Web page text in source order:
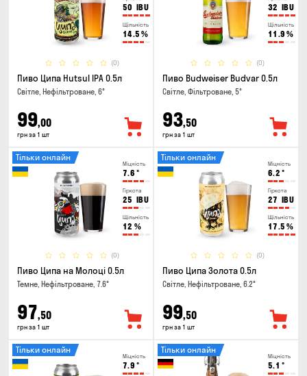
50 IBU
Щільність
14.5 %
(0)
Пиво Ципа Hutsul IPA 0.5л
Світле, Нефільтроване, 6°
99,00
грн за 1 шт
32 IBU
Щільність
11.9 %
(0)
Пиво Budweiser Budvar 0.5л
Світле, Фільтроване, 5°
93,50
грн за 1 шт
Міцність
7.6 °
Гіркота
25 IBU
Щільність
12 %
(0)
Тільки онлайн
Пиво Ципа на Молоці 0.5л
Темне, Нефільтроване, 7.6°
97,50
грн за 1 шт
Міцність
6.2 °
Гіркота
27 IBU
Щільність
17.5 %
(0)
Тільки онлайн
Пиво Ципа Золота 0.5л
Світле, Нефільтроване, 6.2°
99,50
грн за 1 шт
Міцність
7.9 °
Тільки онлайн
Міцність
5.1 °
Тільки онлайн